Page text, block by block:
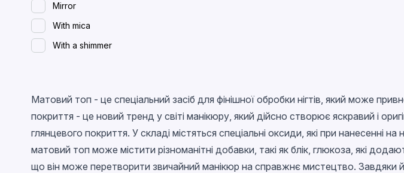
Mirror
With mica
With a shimmer
Magnetic
With confetti
Chameleon
Матовий топ - це спеціальний засіб для фінішної обробки нігтів, який може
покриття - це новий тренд у світі манікюру, який дійсно створює яскравий і
глянцевого покриття. У складі містяться спеціальні оксиди, які при
матовий топ може містити різноманітні добавки, такі як блік, глюкоза, які
що він може перетворити звичайний манікюр на справжнє мистецтво. Завдяки